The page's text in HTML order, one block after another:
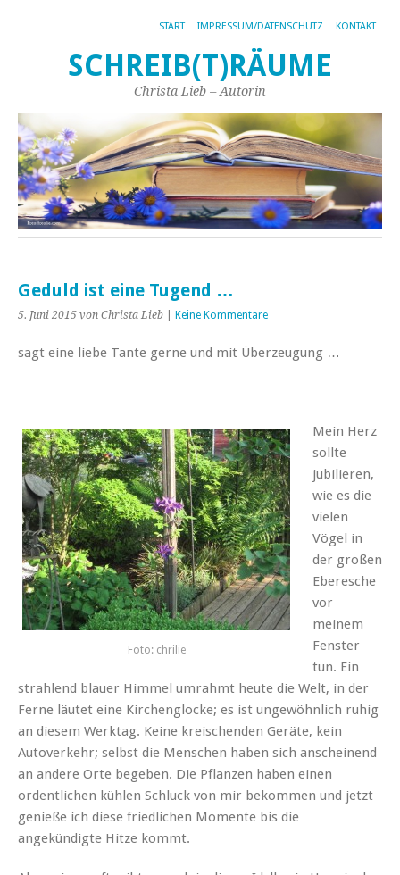
START IMPRESSUM/DATENSCHUTZ KONTAKT
SCHREIB(T)RÄUME
Christa Lieb – Autorin
Geduld ist eine Tugend …
5. Juni 2015 von Christa Lieb Keine Kommentare
sagt eine liebe Tante gerne und mit Überzeugung …
Foto: chrilie
Mein Herz
sollte
jubilieren,
wie es die
vielen
Vögel in
der großen
Eberesche
vor
meinem
Fenster
tun. Ein
strahlend blauer Himmel umrahmt heute die Welt, in der
Ferne läutet eine Kirchenglocke; es ist ungewöhnlich ruhig
an diesem Werktag. Keine kreischenden Geräte, kein
Autoverkehr; selbst die Menschen haben sich anscheinend
an andere Orte begeben. Die Pflanzen haben einen
ordentlichen kühlen Schluck von mir bekommen und jetzt
genieße ich diese friedlichen Momente bis die
angekündigte Hitze kommt.